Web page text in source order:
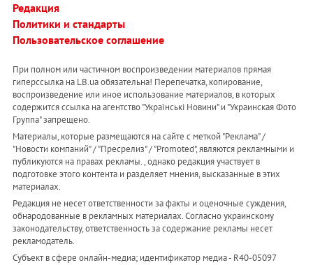
Редакция
Политики и стандарты
Пользовательское соглашение
При полном или частичном воспроизведении материалов прямая
гиперссылка на LB.ua обязательна! Перепечатка, копирование,
воспроизведение или иное использование материалов, в которых
содержится ссылка на агентство "Українськi Новини" и "Украинская Фото
Группа" запрещено.
Материалы, которые размещаются на сайте с меткой "Реклама" /
"Новости компаний" / "Пресрелиз" / "Promoted", являются рекламными и
публикуются на правах рекламы. , однако редакция участвует в
подготовке этого контента и разделяет мнения, высказанные в этих
материалах.
Редакция не несет ответственности за факты и оценочные суждения,
обнародованные в рекламных материалах. Согласно украинскому
законодательству, ответственность за содержание рекламы несет
рекламодатель.
Субъект в сфере онлайн-медиа; идентификатор медиа - R40-05097